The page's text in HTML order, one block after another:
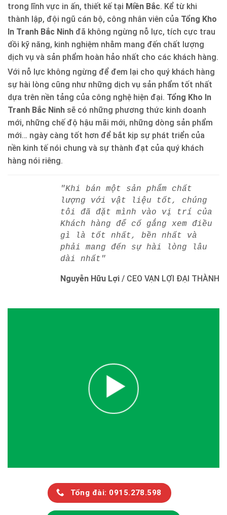
trong lĩnh vực in ấn, thiết kế tại Miền Bắc. Kể từ khi
thành lập, đội ngũ cán bộ, công nhân viên của Tổng Kho
In Tranh Bắc Ninh đã không ngừng nỗ lực, tích cực trau
dồi kỹ năng, kinh nghiệm nhằm mang đến chất lượng
dịch vụ và sản phẩm hoàn hảo nhất cho các khách hàng.
Với nỗ lực không ngừng để đem lại cho quý khách hàng
sự hài lòng cũng như những dịch vụ sản phẩm tốt nhất
dựa trên nền tảng của công nghệ hiện đại. Tổng Kho In
Tranh Bắc Ninh sẽ có những phương thức kinh doanh
mới, những chế độ hậu mãi mới, những dòng sản phẩm
mới… ngày càng tốt hơn để bắt kịp sự phát triển của
nền kinh tế nói chung và sự thành đạt của quý khách
hàng nói riêng.
"Khi bán một sản phẩm chất
lượng với vật liệu tốt, chúng
tôi đã đặt mình vào vị trí của
Khách hàng để cố gắng xem điều
gì là tốt nhất, bền nhất và
phải mang đến sự hài lòng lâu
dài nhất"
Nguyễn Hữu Lợi / CEO VẠN LỢI ĐẠI THÀNH
Tổng đài: 0915.278.598